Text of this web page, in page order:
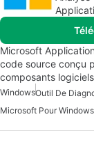
Microsoft
code source conçu
composants
WindowsOutil De
Microsoft Pour Windows